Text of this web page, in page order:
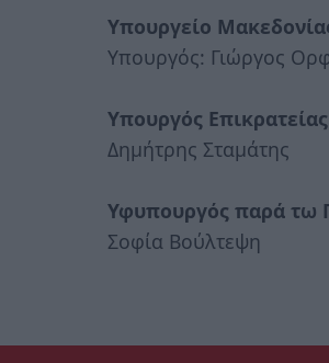
Υπουργείο
Υπουργός: Γιώργος
Υπουργός Επικρατείας
Δημήτρης Σταμάτης
Υφυπουργός παρά τω
Σοφία Βούλτεψη